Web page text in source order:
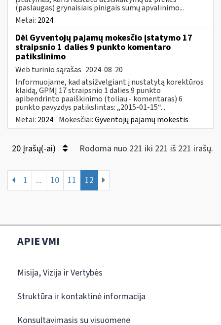
(paslaugas) grynaisiais pinigais sumų apvalinimo...
Metai: 2024
Dėl Gyventojų pajamų mokesčio įstatymo 17
straipsnio 1 dalies 9 punkto komentaro
patikslinimo
Web turinio sąrašas 2024-08-20
Informuojame, kad atsižvelgiant į nustatytą korektūros
klaidą, GPMĮ 17 straipsnio 1 dalies 9 punkto
apibendrinto paaiškinimo (toliau - komentaras) 6
punkto pavyzdys patikslintas: „2015-01-15“...
Metai: 2024 Mokesčiai:Gyventojų pajamų mokestis
20 Įrašų(-ai) Rodoma nuo 221 iki 221 iš 221 irašų.
1 ... 10 11 12
APIE VMI
Misija, Vizija ir Vertybės
Struktūra ir kontaktinė informacija
Konsultavimasis su visuomene